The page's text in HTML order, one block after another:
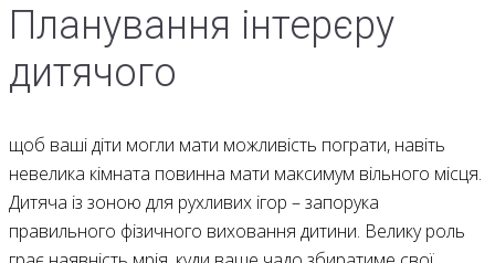
Планування інтерєру
дитячого
щоб ваші діти могли мати можливість пограти, навіть
невелика кімната повинна мати максимум вільного місця.
Дитяча із зоною для рухливих ігор – запорука
правильного фізичного виховання дитини. Велику роль